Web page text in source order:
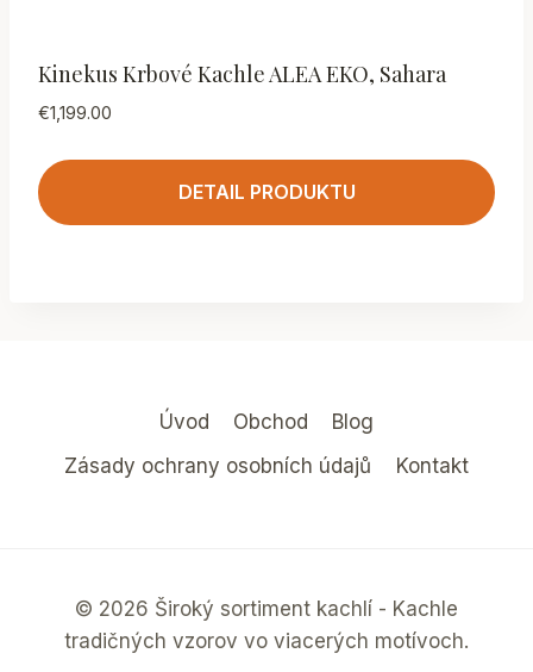
Kinekus Krbové Kachle ALEA EKO, Sahara
€1,199.00
DETAIL PRODUKTU
Úvod Obchod
Blog
Zásady ochrany osobních údajů
Kontakt
© 2026 Široký sortiment kachlí - Kachle
tradičných vzorov vo viacerých motívoch.